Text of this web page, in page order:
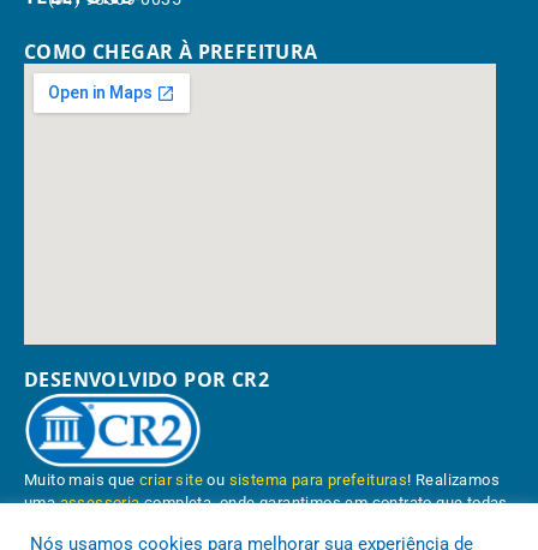
COMO CHEGAR À PREFEITURA
DESENVOLVIDO POR CR2
Muito mais quecriar site ou sistema para prefeituras! Realizamos
umaassessoriacompleta, onde garantimos em contrato que todas
Nós usamos cookies para melhorar sua experiência de